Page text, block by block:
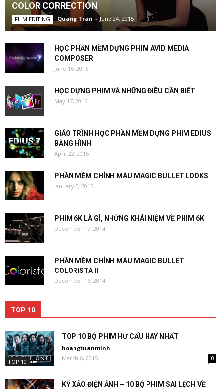
COLOR CORRECTION
FILM EDITING Quang Tran - June 24, 2015 1
HỌC PHẦN MỀM DỰNG PHIM AVID MEDIA
COMPOSER
June 16, 2015
HỌC DỰNG PHIM VÀ NHỮNG ĐIỀU CẦN BIẾT
May 17, 2015
GIÁO TRÌNH HỌC PHẦN MỀM DỰNG PHIM EDIUS
BẰNG HÌNH
April 22, 2015
PHẦN MỀM CHỈNH MÀU MAGIC BULLET LOOKS
January 5, 2015
PHIM 6K LÀ GÌ, NHỮNG KHÁI NIỆM VỀ PHIM 6K
December 17, 2014
PHẦN MỀM CHỈNH MÀU MAGIC BULLET
COLORISTA II
December 16, 2014
TOP 10
TOP 10
TOP 10 BỘ PHIM HƯ CẤU HAY NHẤT
hoangtuanminh
March 6, 2015
0
KỸ XẢO ĐIỆN ẢNH – 10 BỘ PHIM SAI LỆCH VỀ